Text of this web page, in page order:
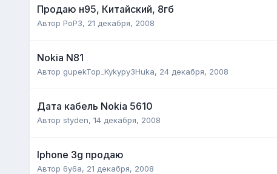
Продаю н95, Китайский, 8гб
Автор PoP3, 21 декабря, 2008
Nokia N81
Автор gupekTop_Kykypy3Huka, 24 декабря, 2008
Дата кабель Nokia 5610
Автор styden, 14 декабря, 2008
Iphone 3g продаю
Автор 6y6a, 21 декабря, 2008